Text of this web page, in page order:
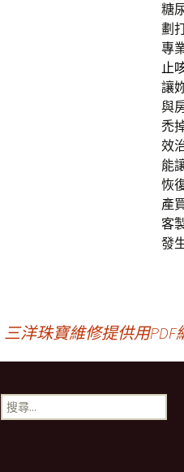
糖
劃
專
止
讓
與
禿
效
能
恢
產
客
發
三洋珠寶維修提供用
搜
尋